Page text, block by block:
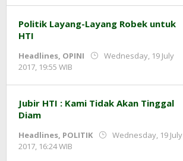
Politik Layang-Layang Robek untuk
HTI
Headlines, OPINI
Wednesday, 19 July
2017, 19:55 WIB
Jubir HTI : Kami Tidak Akan Tinggal
Diam
Headlines, POLITIK
Wednesday, 19 July
2017, 16:24 WIB